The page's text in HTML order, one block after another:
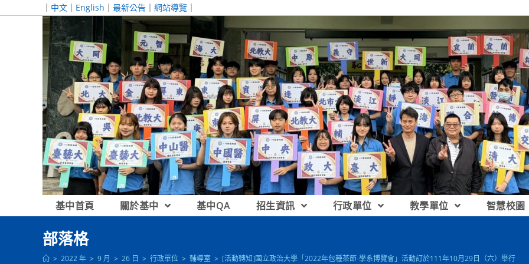
｜ 中文 ｜ English ｜ 最新公告 ｜ 網站導覽 ｜
基中首頁 關於基中 基中QA 招生資訊 行政單位 教學單位 智慧校園
部落格
> 2022 年 > 9 月 > 26 日 > 行政單位 > 輔導室 > [活動轉知]國立政治大學「2022年包種茶節-學系博覽會」活動訂於111年10月29日（六）舉行